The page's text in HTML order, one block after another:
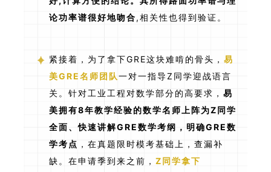
论功率谱很好地吻合,相关性也得到验证。
紧接着，为了拿下GRE这块难啃的骨头，易
美GRE名师团队一对一指导Z同学迎战语言
关。针对工业工程对数学部分的高要求，易
美拥有8年教学经验的数学名师上阵为Z同学
全面、快速讲解GRE数学考纲，明确GRE数
学考点 ，在真题限时模考基础上，查漏补
缺。在申请季到来之前，Z同学拿下